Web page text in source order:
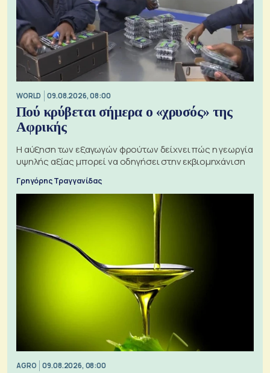
WORLD 09.08.2026, 08:00
Πού κρύβεται σήμερα ο «χρυσός» της
Αφρικής
Η αύξηση των εξαγωγών φρούτων δείχνει πώς η γεωργία
υψηλής αξίας μπορεί να οδηγήσει στην εκβιομηχάνιση
Γρηγόρης Τραγγανίδας
AGRO 09.08.2026, 08:00